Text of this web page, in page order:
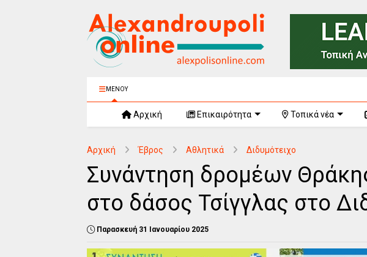
ΜΕΝΟΥ
Αρχική Επικαιρότητα Τοπικά νέα
Αρχική Έβρος Αθλητικά Διδυμότειχο
Συνάντηση δρομέων
στο δάσος Τσίγγλας στο
Παρασκευή 31 Ιανουαρίου 2025